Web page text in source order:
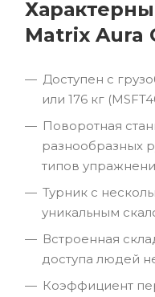
Matrix Aura
Доступен с
или 176 кг
Поворотная
разнообразных
типов
Турник с
уникальным
Встроенная
доступа людей
Коэффициент